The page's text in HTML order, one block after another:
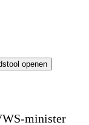
openen
minister